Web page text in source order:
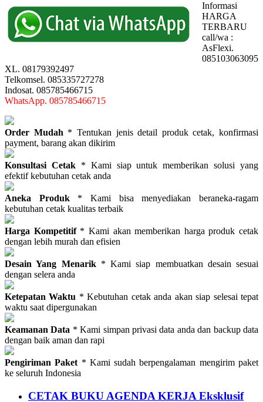
Informasi
HARGA
TERBARU
call/wa :
AsFlexi.
085103063095
XL. 08179392497
Telkomsel. 085335727278
Indosat. 085785466715
WhatsApp. 085785466715
Order Mudah * Tentukan jenis detail produk cetak, konfirmasi
payment, barang akan dikirim
Konsultasi Cetak* Kami siap untuk memberikan solusi yang
efektif kebutuhan cetak anda
Aneka Produk * Kami bisa menyediakan beraneka-ragam
kebutuhan cetak kualitas terbaik
Harga Kompetitif* Kami akan memberikan harga produk cetak
dengan lebih murah dan efisien
Desain Yang Menarik* Kami siap membuatkan desain sesuai
dengan selera anda
Ketepatan Waktu * Kebutuhan cetak anda akan siap selesai tepat
waktu saat dipergunakan
Keamanan Data * Kami simpan privasi data anda dan backup data
dengan baik aman dan rapi
Pengiriman Paket * Kami sudah berpengalaman mengirim paket
ke seluruh Indonesia
CETAK BUKU AGENDA KERJA Eksklusif